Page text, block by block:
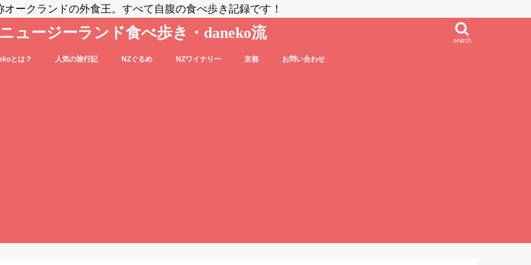
オークランドの外食王。すべて自腹の食べ歩き記録です！
ニュージーランド食べ歩き・daneko流 search
とは？ 人気の旅行記 NZぐるめ NZワイナリー 京都 お問い合わせ